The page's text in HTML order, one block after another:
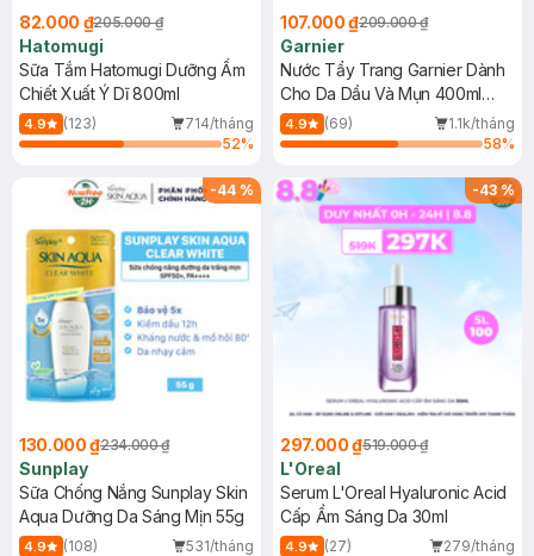
82.000 ₫205.000 ₫
Hatomugi
Sữa Tắm Hatomugi Dưỡng Ẩm
Chiết Xuất Ý Dĩ 800ml
4.9 (123)
714/tháng
52%
107.000 ₫209.000 ₫
Garnier
Nước Tẩy Trang Garnier Dành
Cho Da Dầu Và Mụn 400ml
(Mới)
4.9 (69)
1.1k/tháng
58%
-44 %
130.000 ₫234.000 ₫
Sunplay
Sữa Chống Nắng Sunplay Skin
Aqua Dưỡng Da Sáng Mịn 55g
4.9 (108)
531/tháng
-43%
297.000 ₫519.000 ₫
L'Oreal
Serum L'Oreal Hyaluronic Acid
Cấp Ẩm Sáng Da 30ml
4.9 (27)
279/tháng